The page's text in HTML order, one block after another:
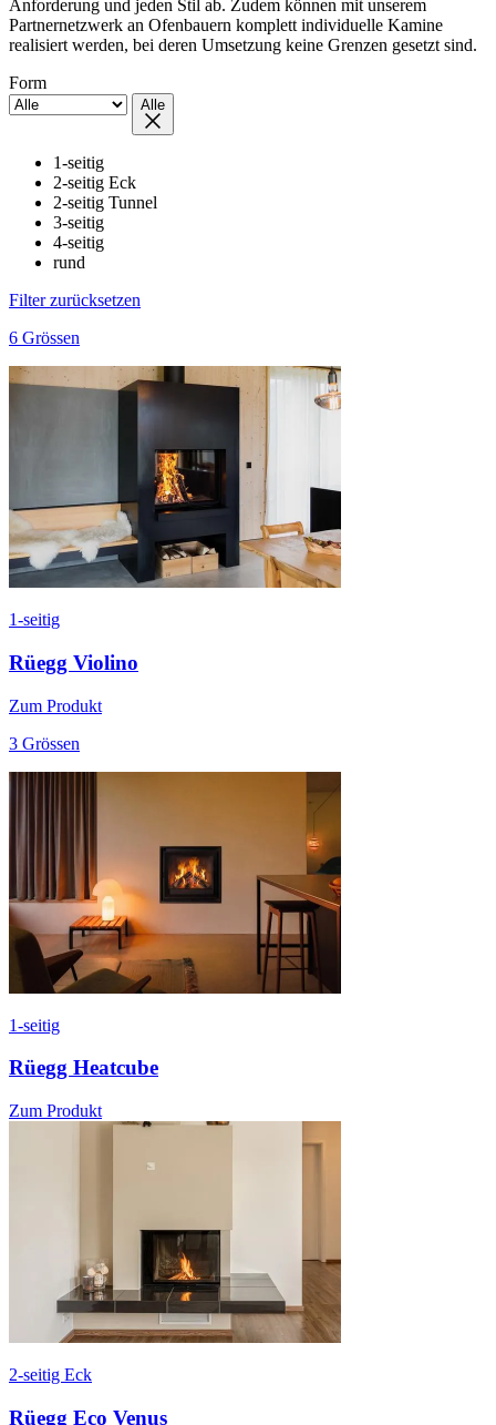
Anforderung und jeden Stil ab. Zudem können mit unserem
Partnernetzwerk an Ofenbauern komplett individuelle Kamine
realisiert werden, bei deren Umsetzung keine Grenzen gesetzt sind.
Form
Alle
1-seitig
2-seitig Eck
2-seitig Tunnel
3-seitig
4-seitig
rund
Filter zurücksetzen
6 Grössen
1-seitig
Rüegg Violino
Zum Produkt
3 Grössen
1-seitig
Rüegg Heatcube
Zum Produkt
2-seitig Eck
Rüegg Eco Venus